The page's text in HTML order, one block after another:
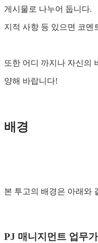
게시물로 나누어 둡니다.
지적 사항 등 있으면 코멘
또한 어디 까지나 자신의
양해 바랍니다!
배경
본 투고의 배경은 아래와
PJ 매니지먼트 업무